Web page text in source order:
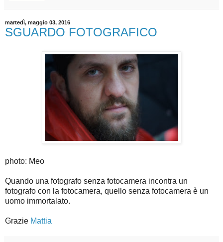
martedì, maggio 03, 2016
SGUARDO FOTOGRAFICO
photo: Meo
Quando una fotografo senza fotocamera incontra un
fotografo con la fotocamera, quello senza fotocamera è un
uomo immortalato.
Grazie Mattia